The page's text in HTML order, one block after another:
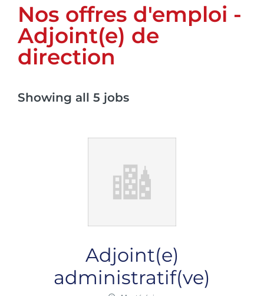
Nos offres d'emploi -
Adjoint(e) de
direction
Showing all 5 jobs
Adjoint(e)
administratif(ve)